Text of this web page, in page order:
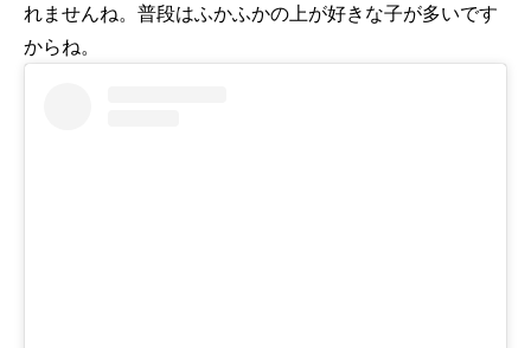
れませんね。普段はふかふかの上が好きな子が多いです
からね。